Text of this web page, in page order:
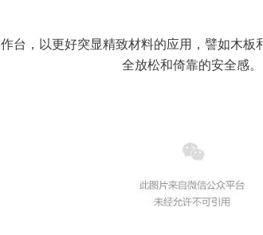
台，以更好突显精致材料的应用，譬如木板
全放松和倚靠的安全感。